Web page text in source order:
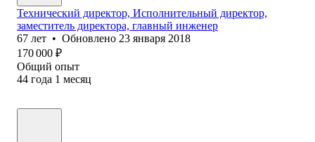
Технический директор, Исполнительный директор,
заместитель директора, главный инженер
67 лет • Обновлено 23 января 2018
170 000 ₽
Общий опыт
44 года 1 месяц